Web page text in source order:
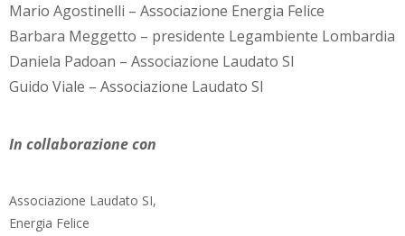
Mario Agostinelli – Associazione Energia Felice
Barbara Meggetto – presidente Legambiente Lombardia
Daniela Padoan – Associazione Laudato SI
Guido Viale – Associazione Laudato SI
In collaborazione con
Associazione Laudato SI,
Energia Felice